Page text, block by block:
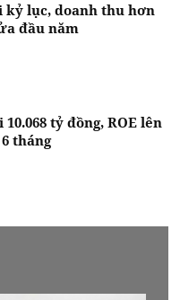
kỷ lục, doanh thu hơn
đầu năm
tỷ đồng, ROE lên
tháng